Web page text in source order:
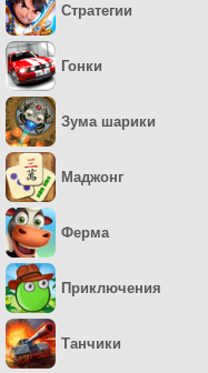
Стратегии
Гонки
Зума шарики
Маджонг
Ферма
Приключения
Танчики